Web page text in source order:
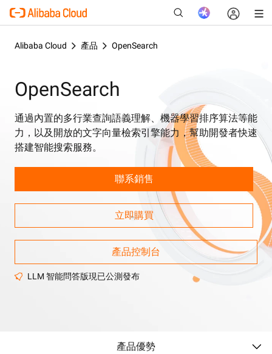
Alibaba Cloud 產品 OpenSearch
OpenSearch
通過內置的多行業查詢語義理解、機器學習排序算法等能
力，以及開放的文字向量檢索引擎能力，幫助開發者快速
搭建智能搜索服務。
聯系銷售
立即購買
產品控制台
LLM 智能問答版現已公測發布
產品優勢